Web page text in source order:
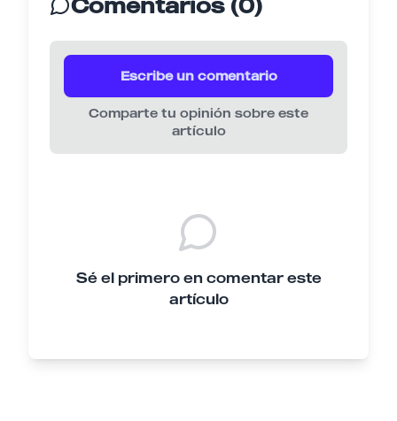
Comentarios (0)
Escribe un comentario
Comparte tu opinión sobre este
artículo
Sé el primero en comentar este
artículo